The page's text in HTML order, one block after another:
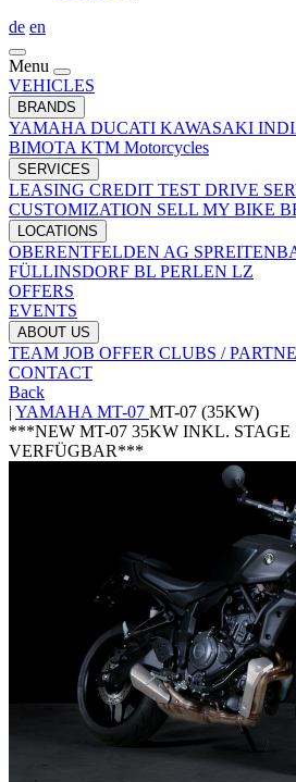
de en
Menu
VEHICLES
BRANDS
YAMAHA DUCATI KAWASAKI
BIMOTA KTM Motorcycles
SERVICES
LEASING CREDIT TEST DRIVE
CUSTOMIZATION SELL MY BIKE
LOCATIONS
OBERENTFELDEN AG
FÜLLINSDORF BL PERLEN LZ
OFFERS
EVENTS
ABOUT US
TEAM JOB OFFER CLUBS /
CONTACT
Back
| YAMAHA MT-07 MT-07 (35KW)
***NEW MT-07 35KW INKL. STAGE
VERFÜGBAR***